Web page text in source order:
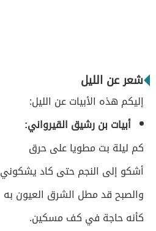
شعر عن الليل
إليكم هذه الأبيات عن الليل:
أبيات بن رشيق القيرواني:
كم ليلة بت مطويا على حرق
أشكو إلى النجم حتى كاد يشكوني
والصبح قد مطل الشرق العيون به
كأنه حاجة في كف مسكين.